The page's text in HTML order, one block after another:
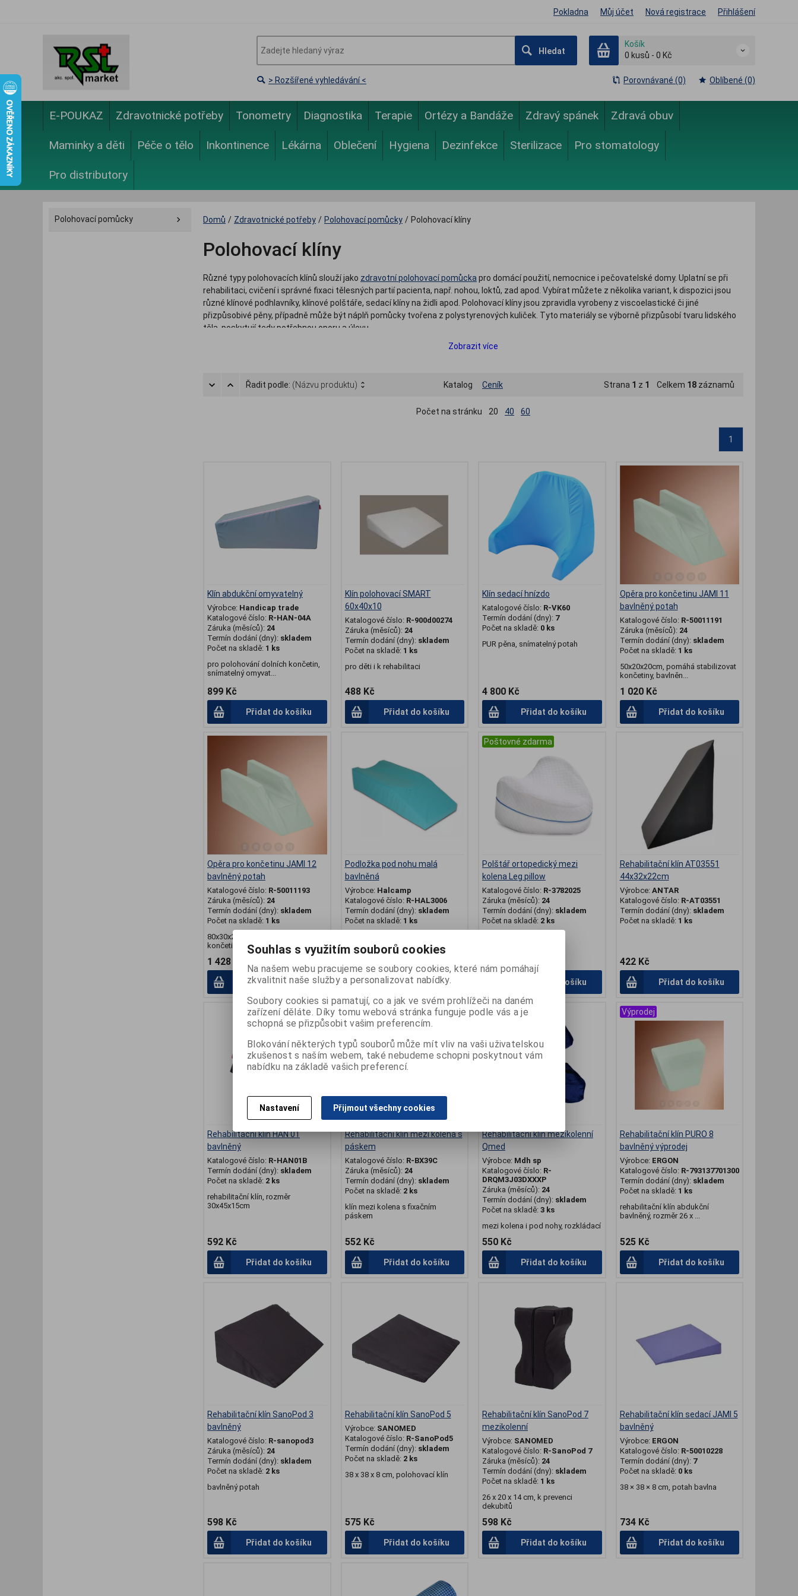
Pokladna Můj účet Nová registrace Přihlášení
Hledat
Košík
0 kusů - 0 Kč
> Rozšířené vyhledávání < Porovnávané (0) Oblíbené (0)
E-POUKAZ Zdravotnické potřeby Tonometry Diagnostika Terapie Ortézy a Bandáže Zdravý spánek Zdravá obuv
Maminky a děti Péče o tělo Inkontinence Lékárna Oblečení Hygiena Dezinfekce Sterilizace Pro stomatology
Pro distributory
Polohovací pomůcky Domů / Zdravotnické potřeby / Polohovací pomůcky / Polohovací klíny
Polohovací klíny
Různé typy polohovacích klínů slouží jako zdravotní polohovací pomůckapro domácí použití, nemocnice i pečovatelské domy. Uplatní se při
rehabilitaci, cvičení i správné fixaci tělesných partií pacienta, např. nohou, loktů, zad apod. Vybírat můžete z několika variant, k dispozici jsou
různé klínové podhlavníky, klínové polštáře, sedací klíny na židli apod. Polohovací klíny jsou zpravidla vyrobeny z viscoelastické či jiné
přizpůsobivé pěny, případně může být náplň pomůcky tvořena z polystyrenových kuliček. Tyto materiály se výborně přizpůsobí tvaru lidského
těla, poskytují tedy potřebnou oporu a úlevu.
Zobrazit více
Řadit podle: (Názvu produktu) Katalog Ceník Strana 1 z 1 Celkem 18 záznamů
Počet na stránku 20 40 60
1
Klín abdukční omyvatelný
Výrobce: Handicap trade
Katalogové číslo: R-HAN-04A
Záruka (měsíců): 24
Termín dodání (dny): skladem
Počet na skladě: 1 ks
pro polohování dolních končetin,
snímatelný omyvat...
899 Kč
Přidat do košíku
Klín polohovací SMART
60x40x10
Katalogové číslo: R-900d00274
Záruka (měsíců): 24
Termín dodání (dny): skladem
Počet na skladě: 1 ks
pro děti i k rehabilitaci
488 Kč
Přidat do košíku
Klín sedací hnízdo
Katalogové číslo: R-VK60
Termín dodání (dny): 7
Počet na skladě: 0 ks
PUR pěna, snímatelný potah
4 800 Kč
Přidat do košíku
Opěra pro končetinu JAMI 11
bavlněný potah
Katalogové číslo: R-50011191
Záruka (měsíců): 24
Termín dodání (dny): skladem
Počet na skladě: 1 ks
50x20x20cm, pomáhá stabilizovat
končetiny, bavlněn...
1 020 Kč
Přidat do košíku
Opěra pro končetinu JAMI 12
bavlněný potah
Katalogové číslo: R-50011193
Záruka (měsíců): 24
Termín dodání (dny): skladem
Počet na skladě: 1 ks
80x30x20cm, pomáhá stabilizovat
končetiny, bavlněn...
1 428 Kč
Přidat do košíku
Podložka pod nohu malá
bavlněná
Výrobce: Halcamp
Katalogové číslo: R-HAL3006
Termín dodání (dny): skladem
Počet na skladě: 1 ks
Přidat do košíku
Poštovné zdarma
Polštář ortopedický mezi
kolena Leg pillow
Katalogové číslo: R-3782025
Záruka (měsíců): 24
Termín dodání (dny): skladem
Počet na skladě: 2 ks
Přidat do košíku
Rehabilitační klín AT03551
44x32x22cm
Výrobce: ANTAR
Katalogové číslo: R-AT03551
Termín dodání (dny): skladem
Počet na skladě: 1 ks
422 Kč
Přidat do košíku
Rehabilitační klín HAN 01
bavlněný
Katalogové číslo: R-HAN01B
Termín dodání (dny): skladem
Počet na skladě: 2 ks
rehabilitační klín, rozměr
30x45x15cm
592 Kč
Přidat do košíku
Rehabilitační klín mezi kolena s
páskem
Katalogové číslo: R-BX39C
Záruka (měsíců): 24
Termín dodání (dny): skladem
Počet na skladě: 2 ks
klín mezi kolena s fixačním
páskem
552 Kč
Přidat do košíku
Rehabilitační klín mezikolenní
Qmed
Výrobce: Mdh sp
Katalogové číslo: R-
DRQM3J03DXXXP
Záruka (měsíců): 24
Termín dodání (dny): skladem
Počet na skladě: 3 ks
mezi kolena i pod nohy, rozkládací
550 Kč
Přidat do košíku
Výprodej
Rehabilitační klín PURO 8
bavlněný výprodej
Výrobce: ERGON
Katalogové číslo: R-793137701300
Termín dodání (dny): skladem
Počet na skladě: 1 ks
rehabilitační klín abdukční
bavlněný, rozměr 26 x ...
525 Kč
Přidat do košíku
Rehabilitační klín SanoPod 3
bavlněný
Katalogové číslo: R-sanopod3
Záruka (měsíců): 24
Termín dodání (dny): skladem
Počet na skladě: 2 ks
bavlněný potah
598 Kč
Přidat do košíku
Rehabilitační klín SanoPod 5
Výrobce: SANOMED
Katalogové číslo: R-SanoPod5
Termín dodání (dny): skladem
Počet na skladě: 2 ks
38 x 38 x 8 cm, polohovací klín
575 Kč
Přidat do košíku
Rehabilitační klín SanoPod 7
mezikolenní
Výrobce: SANOMED
Katalogové číslo: R-SanoPod 7
Záruka (měsíců): 24
Termín dodání (dny): skladem
Počet na skladě: 1 ks
26 x 20 x 14 cm, k prevenci
dekubitů
598 Kč
Přidat do košíku
Rehabilitační klín sedací JAMI 5
bavlněný
Výrobce: ERGON
Katalogové číslo: R-50010228
Termín dodání (dny): 7
Počet na skladě: 0 ks
38 × 38 × 8 cm, potah bavlna
734 Kč
Přidat do košíku
Souhlas s využitím souborů cookies
Na našem webu pracujeme se soubory cookies, které nám pomáhají
zkvalitnit naše služby a personalizovat nabídky.
Soubory cookies si pamatují, co a jak ve svém prohlížeči na daném
zařízení děláte. Díky tomu webová stránka funguje podle vás a je
schopná se přizpůsobit vašim preferencím.
Blokování některých typů souborů může mít vliv na vaši uživatelskou
zkušenost s naším webem, také nebudeme schopni poskytnout vám
nabídku na základě vašich preferencí.
Nastavení Přijmout všechny cookies